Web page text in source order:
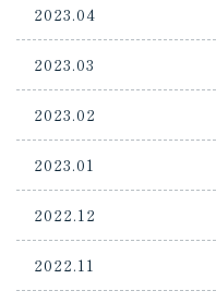
2023.04
2023.03
2023.02
2023.01
2022.12
2022.11